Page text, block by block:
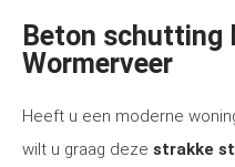
Beton schutting
Wormerveer
Heeft u een moderne
wilt u graag deze strakke